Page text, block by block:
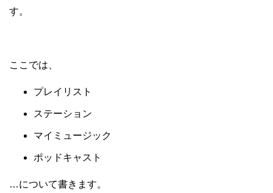
す。
ここでは、
プレイリスト
ステーション
マイミュージック
ポッドキャスト
…について書きます。